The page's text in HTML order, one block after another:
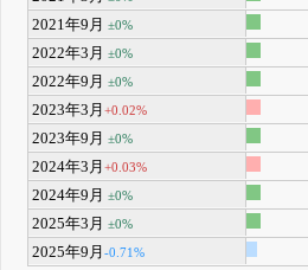
2021年9月±0%
2022年3月±0%
2022年9月±0%
2023年3月+0.02%
2023年9月±0%
2024年3月+0.03%
2024年9月±0%
2025年3月±0%
2025年9月-0.71%